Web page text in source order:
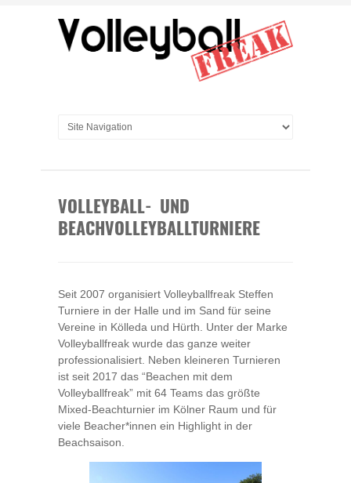
VOLLEYBALL- UND
BEACHVOLLEYBALLTURNIERE
Seit 2007 organisiert Volleyballfreak Steffen
Turniere in der Halle und im Sand für seine
Vereine in Kölleda und Hürth. Unter der Marke
Volleyballfreak wurde das ganze weiter
professionalisiert. Neben kleineren Turnieren
ist seit 2017 das “Beachen mit dem
Volleyballfreak” mit 64 Teams das größte
Mixed-Beachturnier im Kölner Raum und für
viele Beacher*innen ein Highlight in der
Beachsaison.